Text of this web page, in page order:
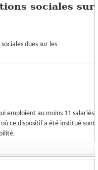
sociales sur
dues sur les
emploient au moins 11 salariés
ce dispositif a été institué sont